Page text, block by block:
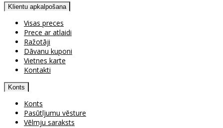
Klientu apkalpošana
Visas preces
Prece ar atlaidi
Ražotāji
Dāvanu kuponi
Vietnes karte
Kontakti
Konts
Konts
Pasūtījumu vēsture
Vēlmju saraksts